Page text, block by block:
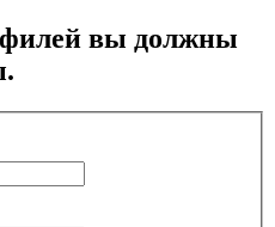
вы должны